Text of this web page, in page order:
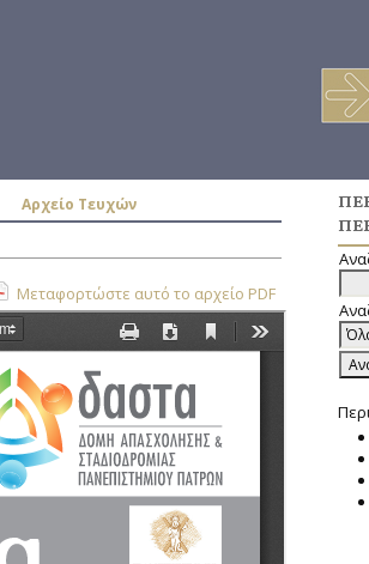
Αρχείο Τευχών
Μεταφορτώστε αυτό το αρχείο PDF